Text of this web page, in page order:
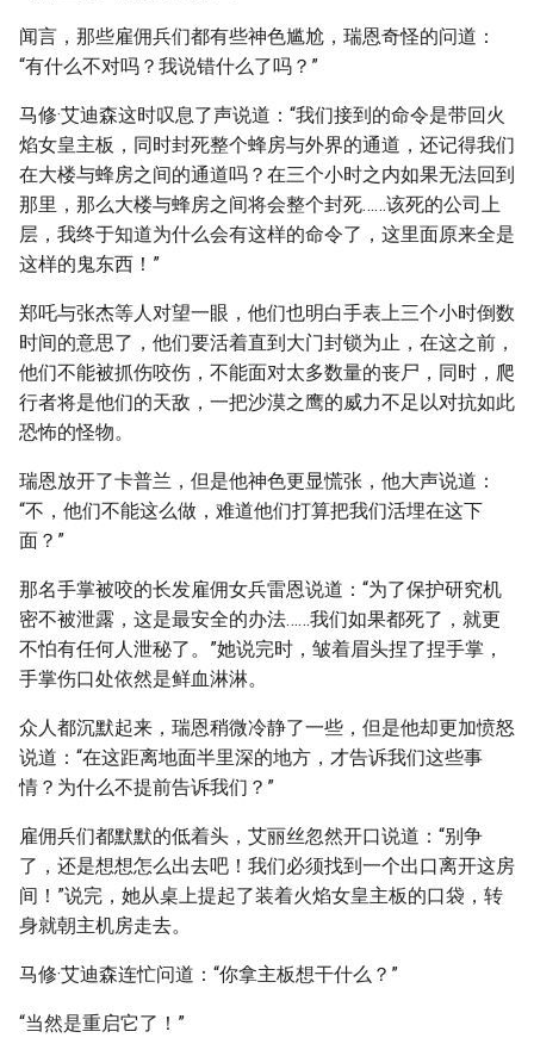
闻言，那些雇佣兵们都有些神色尴尬，瑞恩奇怪的问道：
“有什么不对吗？我说错什么了吗？”
马修·艾迪森这时叹息了声说道：“我们接到的命令是带回火
焰女皇主板，同时封死整个蜂房与外界的通道，还记得我们
在大楼与蜂房之间的通道吗？在三个小时之内如果无法回到
那里，那么大楼与蜂房之间将会整个封死……该死的公司上
层，我终于知道为什么会有这样的命令了，这里面原来全是
这样的鬼东西！”
郑吒与张杰等人对望一眼，他们也明白手表上三个小时倒数
时间的意思了，他们要活着直到大门封锁为止，在这之前，
他们不能被抓伤咬伤，不能面对太多数量的丧尸，同时，爬
行者将是他们的天敌，一把沙漠之鹰的威力不足以对抗如此
恐怖的怪物。
瑞恩放开了卡普兰，但是他神色更显慌张，他大声说道：
“不，他们不能这么做，难道他们打算把我们活埋在这下
面？”
那名手掌被咬的长发雇佣女兵雷恩说道：“为了保护研究机
密不被泄露，这是最安全的办法……我们如果都死了，就更
不怕有任何人泄秘了。”她说完时，皱着眉头捏了捏手掌，
手掌伤口处依然是鲜血淋淋。
众人都沉默起来，瑞恩稍微冷静了一些，但是他却更加愤怒
说道：“在这距离地面半里深的地方，才告诉我们这些事
情？为什么不提前告诉我们？”
雇佣兵们都默默的低着头，艾丽丝忽然开口说道：“别争
了，还是想想怎么出去吧！我们必须找到一个出口离开这房
间！”说完，她从桌上提起了装着火焰女皇主板的口袋，转
身就朝主机房走去。
马修·艾迪森连忙问道：“你拿主板想干什么？”
“当然是重启它了！”